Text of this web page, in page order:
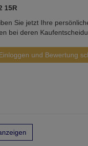
15R
Sie jetzt Ihre
bei deren
und Bewertung